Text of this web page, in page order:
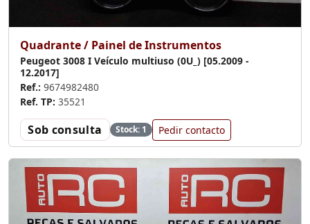
Quadrante / Painel de Instrumentos
Peugeot 3008 I Veículo multiuso (0U_) [05.2009 -
12.2017]
Ref.: 9674982480
Ref. TP: 35521
Sob consulta Stock: 1 Pedir contacto